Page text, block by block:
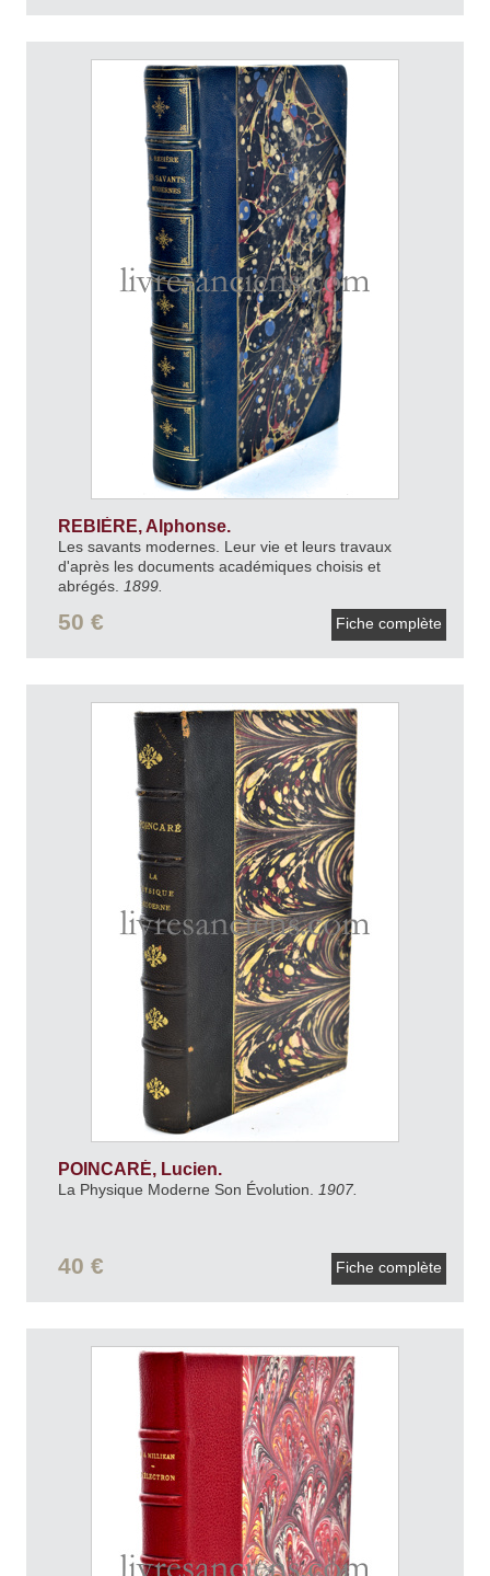
REBIÈRE, Alphonse.
Les savants modernes. Leur vie et leurs travaux
d'après les documents académiques choisis et
abrégés.
1899.
50 € Fiche complète
POINCARÉ, Lucien.
La Physique Moderne Son Évolution. 1907.
40 € Fiche complète